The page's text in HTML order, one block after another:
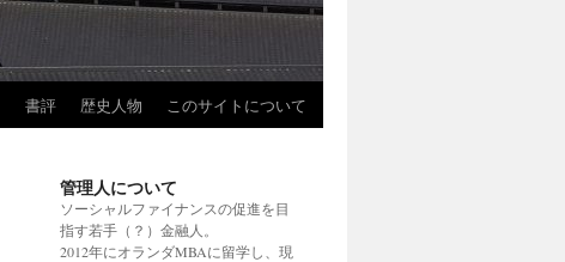
書評 歴史人物 このサイトについて
管理人について
ソーシャルファイナンスの促進を目
指す若手（？）金融人。
2012年にオランダMBAに留学し、現